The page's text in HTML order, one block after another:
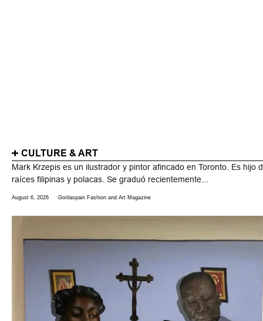
CULTURE & ART
Mark Krzepis es un ilustrador y pintor afincado en Toronto. Es hijo
raíces filipinas y polacas. Se graduó recientemente...
August 6, 2026 Gorilaspain Fashion and Art Magazine